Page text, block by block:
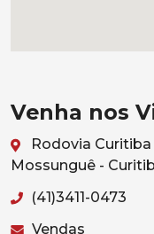
Venha nos
Rodovia Curitiba
Mossunguê -
(41)3411-0473
Vendas